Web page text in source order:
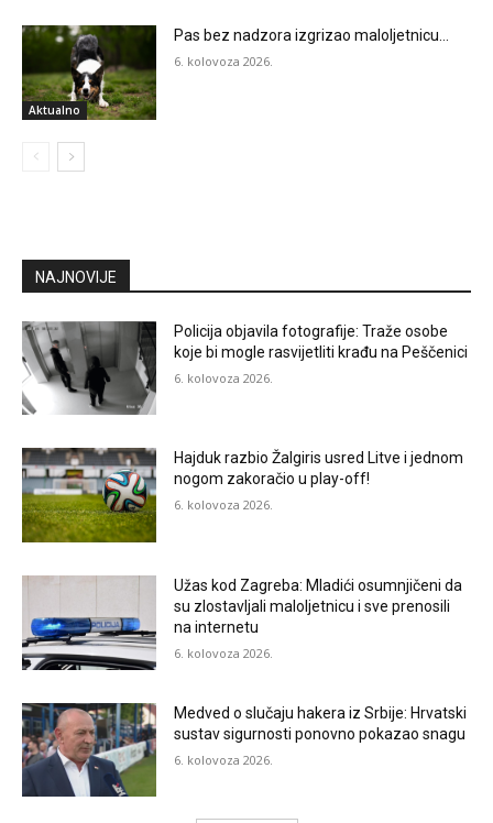
Aktualno
Pas bez nadzora izgrizao maloljetnicu…
6. kolovoza 2026.
NAJNOVIJE
Policija objavila fotografije: Traže osobe
koje bi mogle rasvijetliti krađu na Peščenici
6. kolovoza 2026.
Hajduk razbio Žalgiris usred Litve i jednom
nogom zakoračio u play-off!
6. kolovoza 2026.
Užas kod Zagreba: Mladići osumnjičeni da
su zlostavljali maloljetnicu i sve prenosili
na internetu
6. kolovoza 2026.
Medved o slučaju hakera iz Srbije: Hrvatski
sustav sigurnosti ponovno pokazao snagu
6. kolovoza 2026.